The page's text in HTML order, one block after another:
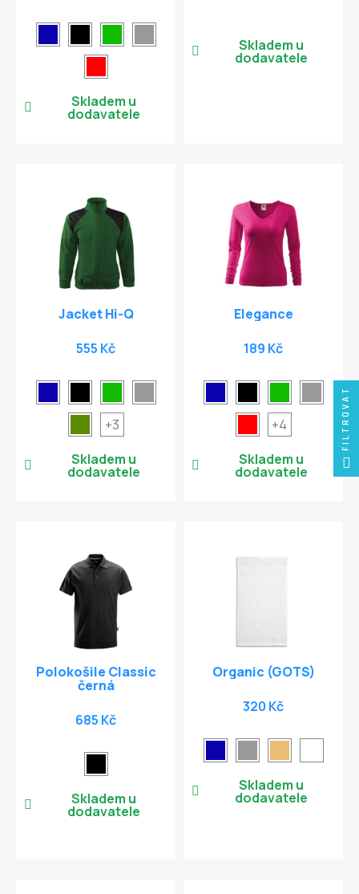
Skladem u
dodavatele
Skladem u
dodavatele
Jacket Hi-Q
555 Kč
+3
Skladem u
dodavatele
Elegance
189 Kč
+4
Skladem u
dodavatele
Polokošile Classic
černá
685 Kč
Skladem u
dodavatele
Organic (GOTS)
320 Kč
Skladem u
dodavatele
FILTROVAT